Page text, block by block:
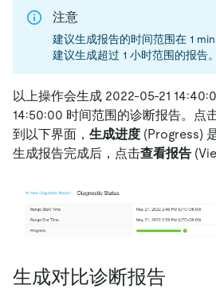
注意
建议生成报告的时间范围在 1
建议生成超过 1 小时范围的报告。
以上操作会生成 2022-05-21
14:50:00 时间范围的诊断报告。点
到以下界面， 生成进度 (Progress)
生成报告完成后，点击查看报告
生成对比诊断报告